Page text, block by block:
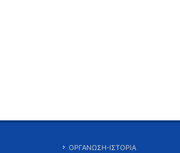
ΟΡΓΑΝΩΣΗ-ΙΣΤΟΡΙΑ